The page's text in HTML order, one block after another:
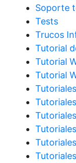
Soporte
Tests
Trucos
Tutorial
Tutorial
Tutorial